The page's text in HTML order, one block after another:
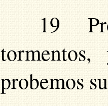
19
probemos